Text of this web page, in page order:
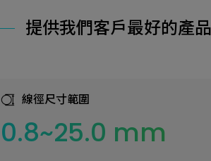
提供我們客戶最好的產
線徑尺寸範圍
0.8~25.0 mm